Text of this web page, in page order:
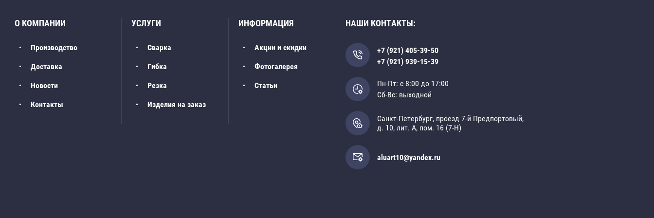
О КОМПАНИИ
Производство
Доставка
Новости
Контакты
УСЛУГИ
Сварка
Гибка
Резка
Изделия на заказ
ИНФОРМАЦИЯ
Акции и скидки
Фотогалерея
Статьи
НАШИ КОНТАКТЫ:
+7 (921) 405-39-50
+7 (921) 939-15-39
Пн-Пт: с 8:00 до 17:00
Сб-Вс: выходной
Санкт-Петербург, проезд 7-й Предпортовый,
д. 10, лит. А, пом. 16 (7-Н)
aluart10@yandex.ru